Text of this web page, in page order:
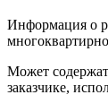
Информация о
Может
заказчике,